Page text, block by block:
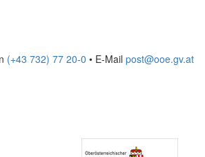
(+43 732) 77 20-0 • E-Mail post@ooe.gv.at